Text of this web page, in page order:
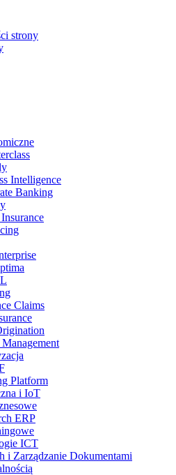
strony
Intelligence
Banking
Claims
Platform
i IoT
ERP
ICT
i Zarządzanie Dokumentami